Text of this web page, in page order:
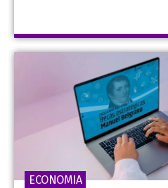
ECONOMIA